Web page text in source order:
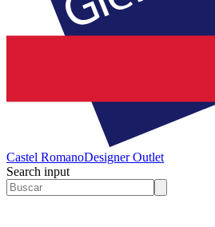
Castel RomanoDesigner Outlet
Search input